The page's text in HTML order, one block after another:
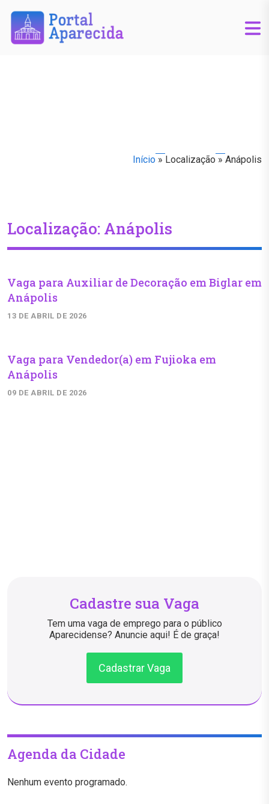
Início » Localização » Anápolis
Localização: Anápolis
Vaga para Auxiliar de Decoração em Biglar em
Anápolis
13 DE ABRIL DE 2026
Vaga para Vendedor(a) em Fujioka em
Anápolis
09 DE ABRIL DE 2026
Cadastre sua Vaga
Tem uma vaga de emprego para o público
Aparecidense? Anuncie aqui! É de graça!
Cadastrar Vaga
Agenda da Cidade
Nenhum evento programado.